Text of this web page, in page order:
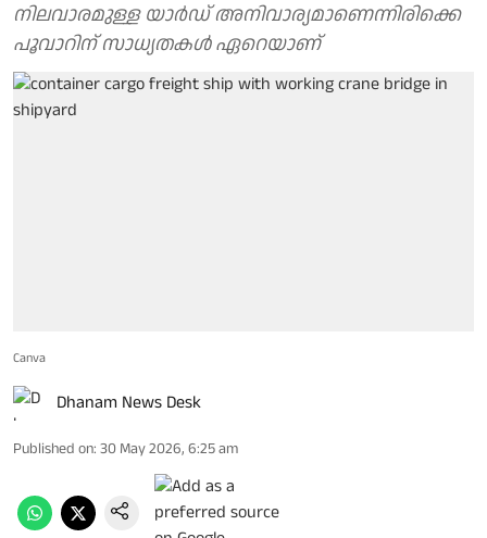
നിലവാരമുള്ള യാര്‍ഡ് അനിവാര്യമാണെന്നിരിക്കെ
പൂവാറിന് സാധ്യതകള്‍ ഏറെയാണ്
Canva
Dhanam News Desk
Published on: 30 May 2026, 6:25 am